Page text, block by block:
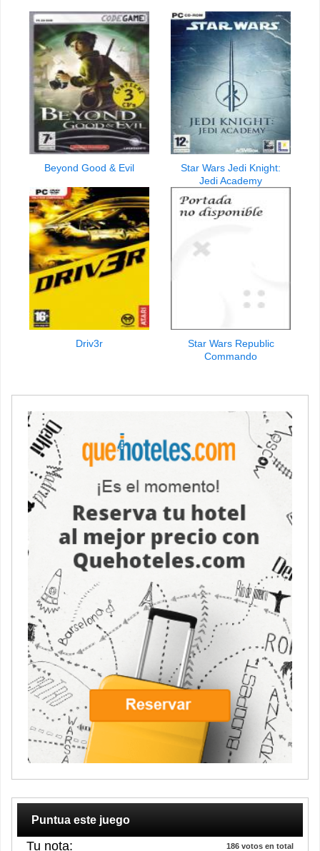
Beyond Good & Evil
Star Wars Jedi Knight:
Jedi Academy
Driv3r
Star Wars Republic
Commando
Puntua este juego
186 votos en total
Tu nota: